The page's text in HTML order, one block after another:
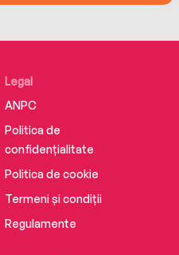
Legal
ANPC
Politica de
confidențialitate
Politica de cookie
Termeni și condiții
Regulamente